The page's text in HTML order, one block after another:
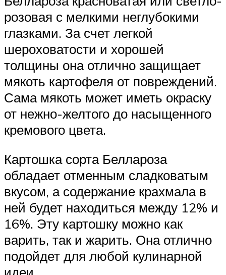
розовая с мелкими неглубокими
глазками. За счет легкой
шероховатости и хорошей
толщины она отлично защищает
мякоть картофеля от повреждений.
Сама мякоть может иметь окраску
от нежно-желтого до насыщенного
кремового цвета.
Картошка сорта Беллароза
обладает отменным сладковатым
вкусом, а содержание крахмала в
ней будет находиться между 12% и
16%. Эту картошку можно как
варить, так и жарить. Она отлично
подойдет для любой кулинарной